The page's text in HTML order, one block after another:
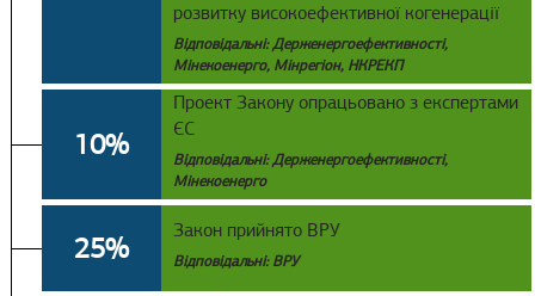
розвитку високоефективної когенерації
Відповідальні: Держенергоефективності,
Мінекоенерго, Мінрегіон, НКРЕКП
10%
Проект Закону опрацьовано з експертами
ЄС
Відповідальні: Держенергоефективності,
Мінекоенерго
25% Закон прийнято ВРУ
Відповідальні: ВРУ